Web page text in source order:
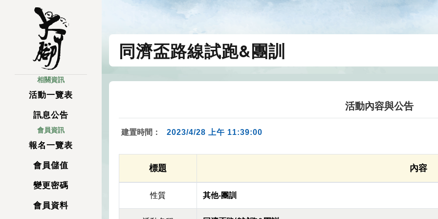
相關資訊
活動一覽表
訊息公告
會員資訊
報名一覽表
會員儲值
變更密碼
會員資料
同濟盃路線試跑&團訓
活動內容與公告
建置時間： 2023/4/28 上午 11:39:00
標題 內容
性質 其他-團訓